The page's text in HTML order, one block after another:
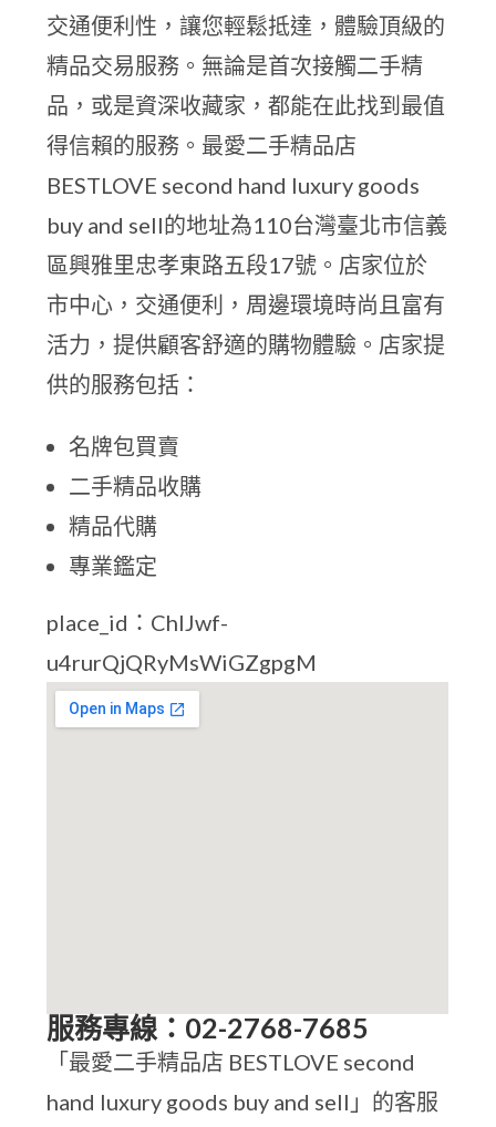
交通便利性，讓您輕鬆抵達，體驗頂級的
精品交易服務。無論是首次接觸二手精
品，或是資深收藏家，都能在此找到最值
得信賴的服務。最愛二手精品店
BESTLOVE second hand luxury goods
buy and sell的地址為110台灣臺北市信義
區興雅里忠孝東路五段17號。店家位於
市中心，交通便利，周邊環境時尚且富有
活力，提供顧客舒適的購物體驗。店家提
供的服務包括：
名牌包買賣
二手精品收購
精品代購
專業鑑定
place_id：ChIJwf-
u4rurQjQRyMsWiGZgpgM
服務專線：02-2768-7685
「最愛二手精品店 BESTLOVE second
hand luxury goods buy and sell」的客服